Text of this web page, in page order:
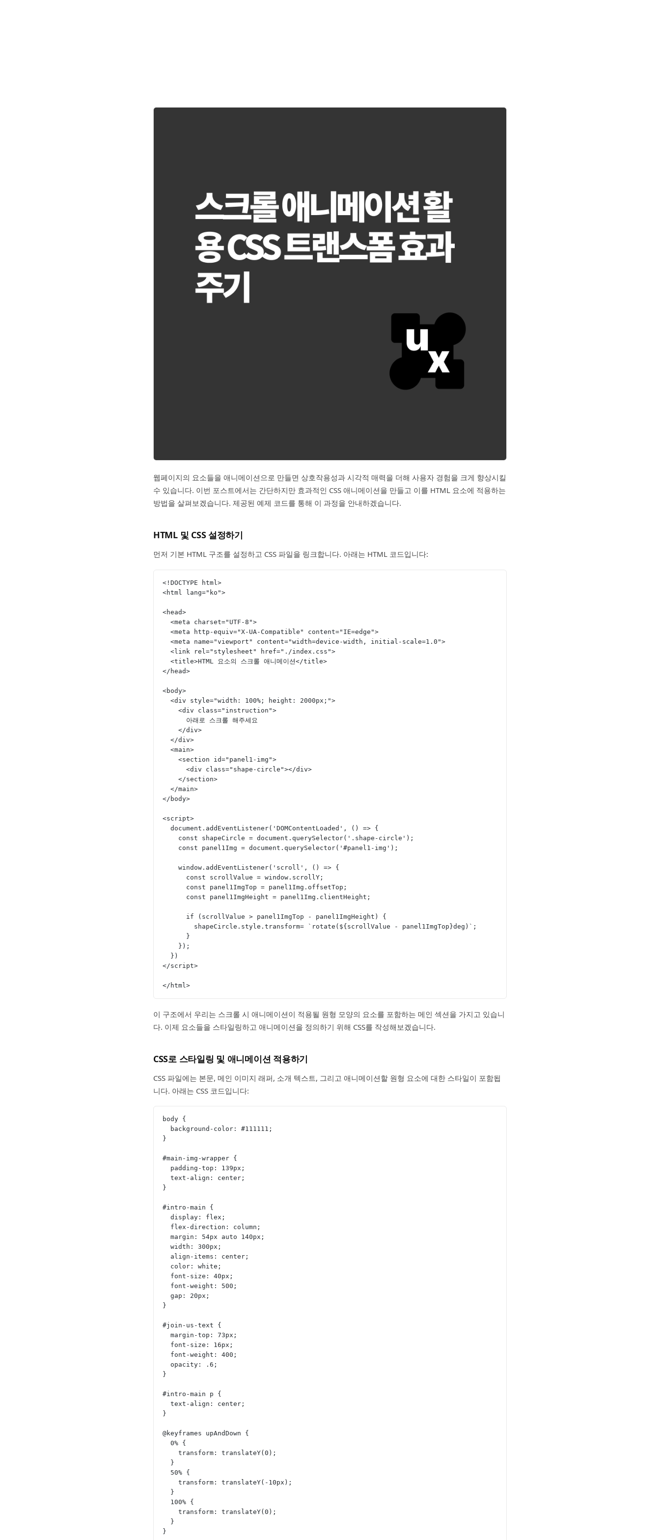
웹페이지의 요소들을 애니메이션으로 만들면 상호작용성과 시각적 매력을 더해 사용자 경험을 크게 향상시킬
수 있습니다. 이번 포스트에서는 간단하지만 효과적인 CSS 애니메이션을 만들고 이를 HTML 요소에 적용하는
방법을 살펴보겠습니다. 제공된 예제 코드를 통해 이 과정을 안내하겠습니다.
HTML 및 CSS 설정하기
먼저 기본 HTML 구조를 설정하고 CSS 파일을 링크합니다. 아래는 HTML 코드입니다:
<!DOCTYPE html>
<html lang="ko">
<head>
  <meta charset="UTF-8">
  <meta http-equiv="X-UA-Compatible" content="IE=edge">
  <meta name="viewport" content="width=device-width, initial-scale=1.0">
  <link rel="stylesheet" href="./index.css">
  <title>HTML 요소의 스크롤 애니메이션</title>
</head>
<body>
  <div style="width: 100%; height: 2000px;">
    <div class="instruction">
      아래로 스크롤 해주세요
    </div>
  </div>
  <main>
    <section id="panel1-img">
      <div class="shape-circle"></div>
    </section>
  </main>
</body>
<script>
  document.addEventListener('DOMContentLoaded', () => {
    const shapeCircle = document.querySelector('.shape-circle');
    const panel1Img = document.querySelector('#panel1-img');
    window.addEventListener('scroll', () => {
      const scrollValue = window.scrollY;
      const panel1ImgTop = panel1Img.offsetTop;
      const panel1ImgHeight = panel1Img.clientHeight;
      if (scrollValue > panel1ImgTop - panel1ImgHeight) {
        shapeCircle.style.transform= `rotate(${scrollValue - panel1ImgTop}deg)`;
      }
    });
  })
</script>
</html>
이 구조에서 우리는 스크롤 시 애니메이션이 적용될 원형 모양의 요소를 포함하는 메인 섹션을 가지고 있습니
다. 이제 요소들을 스타일링하고 애니메이션을 정의하기 위해 CSS를 작성해보겠습니다.
CSS로 스타일링 및 애니메이션 적용하기
CSS 파일에는 본문, 메인 이미지 래퍼, 소개 텍스트, 그리고 애니메이션할 원형 요소에 대한 스타일이 포함됩
니다. 아래는 CSS 코드입니다:
body {
  background-color: #111111;
}
#main-img-wrapper {
  padding-top: 139px;
  text-align: center;
}
#intro-main {
  display: flex;
  flex-direction: column;
  margin: 54px auto 140px;
  width: 300px;
  align-items: center;
  color: white;
  font-size: 40px;
  font-weight: 500;
  gap: 20px;
}
#join-us-text {
  margin-top: 73px;
  font-size: 16px;
  font-weight: 400;
  opacity: .6;
}
#intro-main p {
  text-align: center;
}
@keyframes upAndDown {
  0% {
    transform: translateY(0);
  }
  50% {
    transform: translateY(-10px);
  }
  100% {
    transform: translateY(0);
  }
}